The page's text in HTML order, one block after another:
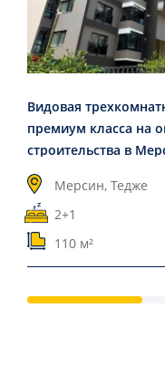
Видовая
премиум класса на
строительства в
Мерсин, Тедже
2+1
110 м²